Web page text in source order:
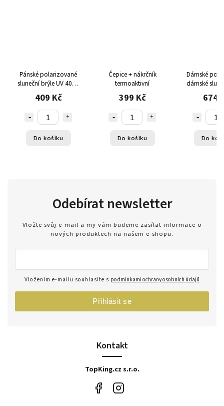
Pánské polarizované
sluneční brýle UV 400 s
pouzdrem - zrcadlové
modro-zelené
409 Kč
Do košíku
Čepice + nákrčník
termoaktivní
399 Kč
Do košíku
Dámské
dámské
674
Do
Kontakt
TopKing.cz s.r.o.
Odebírat newsletter
Vložte svůj e-mail a my vám budeme zasílat informace o
nových produktech na našem e-shopu.
Vložením e-mailu souhlasíte s podmínkami ochrany osobních údajů
Přihlásit se